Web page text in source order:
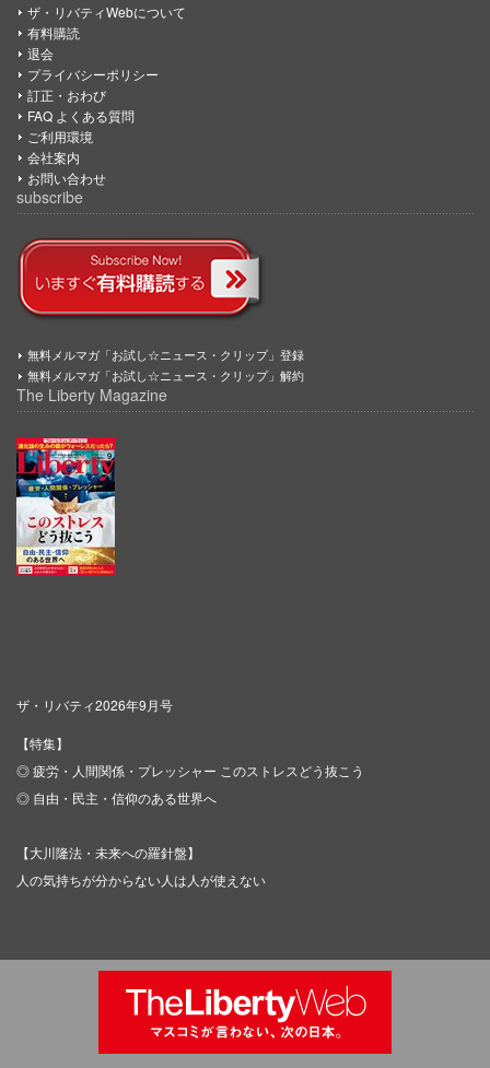
ザ・リバティWebについて
有料購読
退会
プライバシーポリシー
訂正・おわび
FAQ よくある質問
ご利用環境
会社案内
お問い合わせ
subscribe
無料メルマガ「お試し☆ニュース・クリップ」登録
無料メルマガ「お試し☆ニュース・クリップ」解約
The Liberty Magazine
ザ・リバティ2026年9月号
【特集】
◎ 疲労・人間関係・プレッシャー このストレスどう抜こう
◎ 自由・民主・信仰のある世界へ
【大川隆法・未来への羅針盤】
人の気持ちが分からない人は人が使えない